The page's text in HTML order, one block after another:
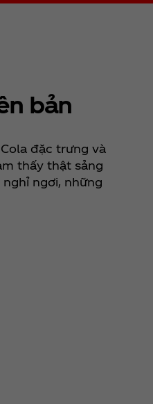
bản
đặc trưng và
thấy thật sảng
ngơi, những